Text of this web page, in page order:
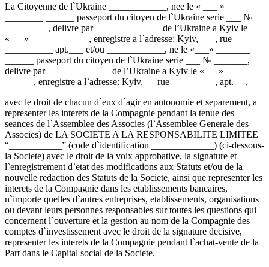
La Citoyenne de l`Ukraine ____________, nee le « ___ »
________ ______ passeport du citoyen de l`Ukraine serie ___ №
_________, delivre par ______________de l’Ukraine a Kyiv le
«___» ____________, enregistre a l`adresse: Kyiv, ___, rue
__________ apt.___ et/ou ____________, ne le «___» _______
______ passeport du citoyen de l`Ukraine serie ___ № _______,
delivre par _____________ de l’Ukraine a Kyiv le «___» ________
______, enregistre a l`adresse: Kyiv, __ rue _________, apt. __,
avec le droit de chacun d`eux d`agir en autonomie et separement, a
representer les interets de la Compagnie pendant la tenue des
seances de l`Assemblee des Associes (l`Assemblee Generale des
Associes) de LA SOCIETE A LA RESPONSABILITE LIMITEE
“___________” (code d`identification _____________) (ci-dessous-
la Societe) avec le droit de la voix approbative, la signature et
l`enregistrement d`etat des modifications aux Statuts et/ou de la
nouvelle redaction des Statuts de la Societe, ainsi que representer les
interets de la Compagnie dans les etablissements bancaires,
n`importe quelles d`autres entreprises, etablissements, organisations
ou devant leurs personnes responsables sur toutes les questions qui
concernent l`ouverture et la gestion au nom de la Compagnie des
comptes d`investissement avec le droit de la signature decisive,
representer les interets de la Compagnie pendant l`achat-vente de la
Part dans le Capital social de la Societe.